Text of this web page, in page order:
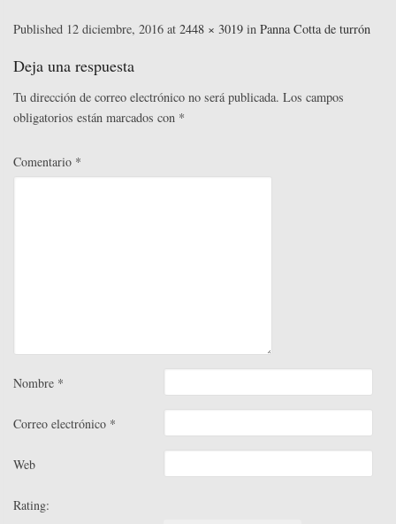
bo
ok
tte
r
ed
In
ail er
t
m
rti
Published 12 diciembre, 2016 at 2448 × 3019 in Panna Cotta de turrón
Deja una respuesta
Tu dirección de correo electrónico no será publicada. Los campos
obligatorios están marcados con *
Comentario *
Nombre *
Correo electrónico *
Web
Rating: